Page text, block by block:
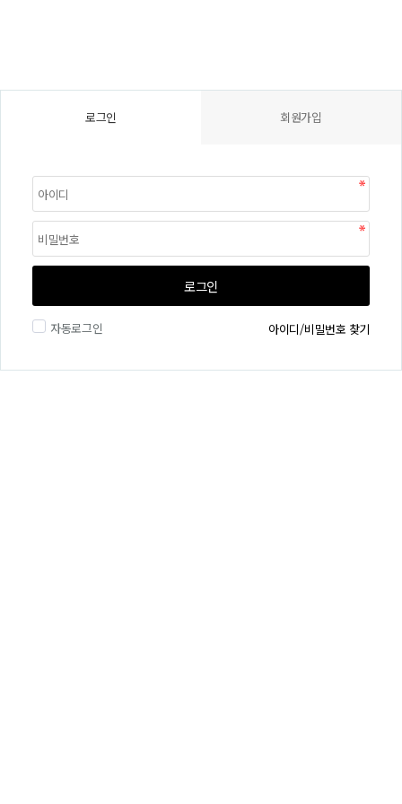
로그인 회원가입
로그인
자동로그인 아이디/비밀번호 찾기